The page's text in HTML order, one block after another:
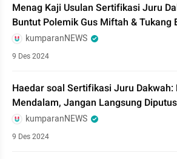
Menag Kaji Usulan Sertifikasi Juru
Buntut Polemik Gus Miftah & Tukang
kumparanNEWS
9 Des 2024
Haedar soal Sertifikasi Juru Dakwah:
Mendalam, Jangan Langsung
kumparanNEWS
9 Des 2024